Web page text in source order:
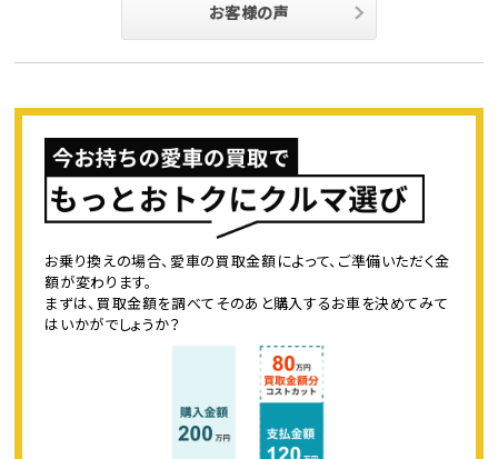
お客様の声
お乗り換えの場合、愛車の買取金額によって、ご準備いただく金
額が変わります。
まずは、買取金額を調べてそのあと購入するお車を決めてみて
はいかがでしょうか？